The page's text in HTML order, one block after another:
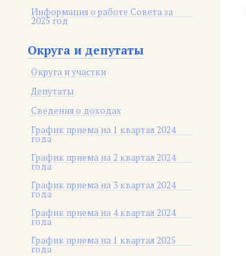
Информация о работе Совета за
2025 год
Округа и депутаты
Округа и участки
Депутаты
Сведения о доходах
График приема на 1 квартал 2024
года
График приема на 2 квартал 2024
года
График приема на 3 квартал 2024
года
График приема на 4 квартал 2024
года
График приема на 1 квартал 2025
года